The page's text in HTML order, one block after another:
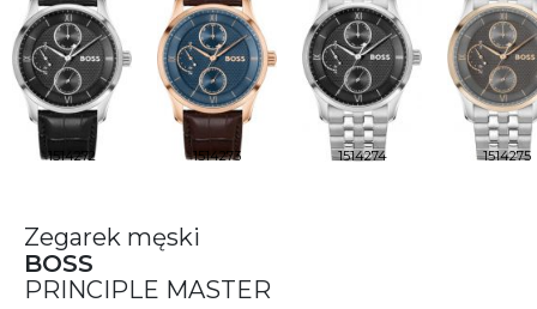
1514272 1514273 1514274 1514275
Zegarek męski
BOSS
PRINCIPLE MASTER